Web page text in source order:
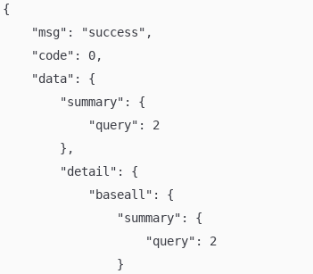
{
    "msg": "success",
    "code": 0,
    "data": {
        "summary": {
            "query": 2
        },
        "detail": {
            "baseall": {
                "summary": {
                    "query": 2
                }